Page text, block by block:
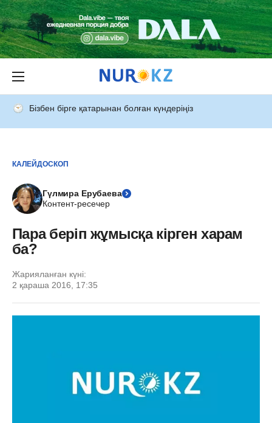
Бізбен бірге қатарынан болған күндеріңіз
КАЛЕЙДОСКОП
Гүлмира Ерубаева
Контент-ресечер
Пара беріп жұмысқа кірген харам
ба?
Жарияланған күні:
2 қараша 2016, 17:35